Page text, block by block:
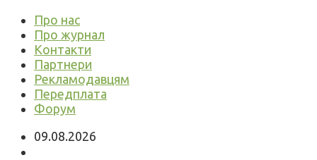
Про нас
Про журнал
Контакти
Партнери
Рекламодавцям
Передплата
Форум
09.08.2026